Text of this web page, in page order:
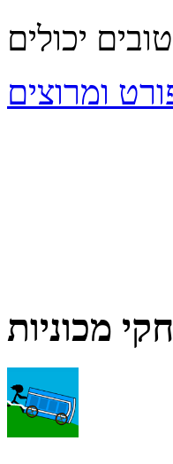
ומרוצים
מכוניות